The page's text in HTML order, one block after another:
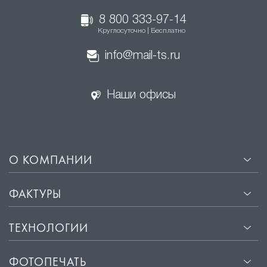
спокойную атмосферу без видимых источников
Комбинирование разных типов подсветки делает
разные сценарии использования.
8 800 333-97-14
Круглосуточно | Бесплатно
info@mail-ts.ru
Наши офисы
О КОМПАНИИ
ФАКТУРЫ
ТЕХНОЛОГИИ
ФОТОПЕЧАТЬ